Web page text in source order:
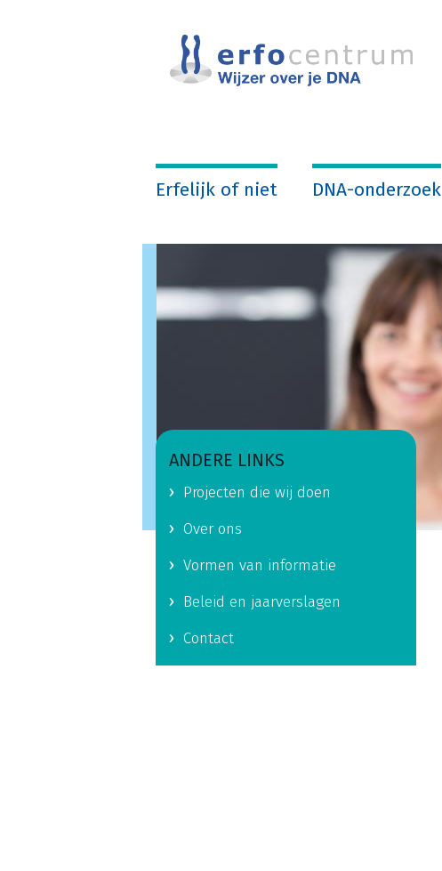
Erfelijk of niet DNA-onderzoek
ANDERE LINKS
Projecten die wij doen
Over ons
Vormen van informatie
Beleid en jaarverslagen
Contact